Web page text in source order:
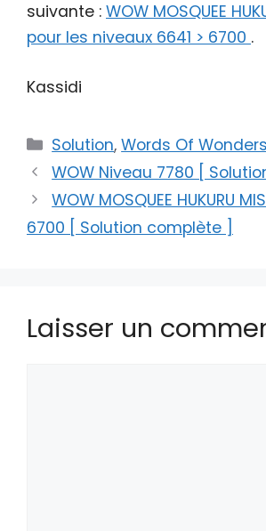
suivante : WOW MOSQUEE
pour les niveaux 6641 > 6700 .
Kassidi
Catégories
Solution,Words Of Wonders
WOW Niveau 7780 [
WOW MOSQUEE HUKURU
6700 [ Solution complète ]
Laisser un